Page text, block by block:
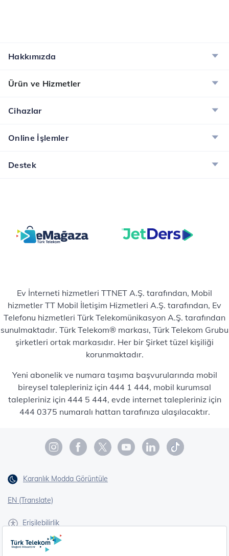
Hakkımızda
Ürün ve Hizmetler
Cihazlar
Online İşlemler
Destek
Ev İnterneti hizmetleri TTNET A.Ş. tarafından, Mobil
hizmetler TT Mobil İletişim Hizmetleri A.Ş. tarafından, Ev
Telefonu hizmetleri Türk Telekomünikasyon A.Ş. tarafından
sunulmaktadır. Türk Telekom® markası, Türk Telekom Grubu
şirketleri ortak markasıdır. Her bir Şirket tüzel kişiliği
korunmaktadır.
Yeni abonelik ve numara taşıma başvurularında mobil
bireysel talepleriniz için 444 1 444, mobil kurumsal
talepleriniz için 444 5 444, evde internet talepleriniz için
444 0375 numaralı hattan tarafınıza ulaşılacaktır.
Karanlık Modda Görüntüle
EN (Translate)
Erişilebilirlik
İşaret Dili Çevirisi